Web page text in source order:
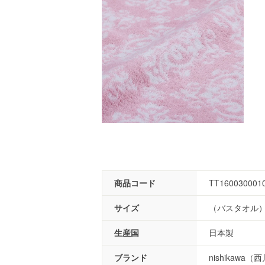
商品コード
サイズ （バスタオル
生産国 日本製
ブランド nishikawa（西